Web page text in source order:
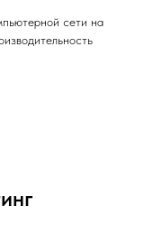
сети на